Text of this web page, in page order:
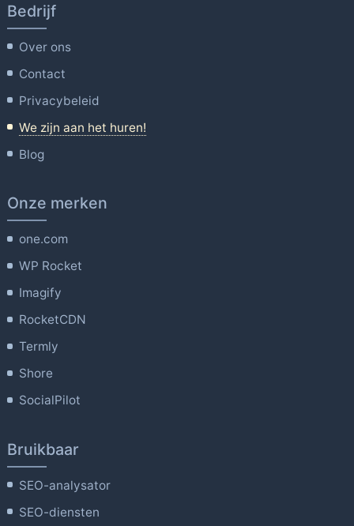
Bedrijf
Over ons
Contact
Privacybeleid
We zijn aan het huren!
Blog
Onze merken
one.com
WP Rocket
Imagify
RocketCDN
Termly
Shore
SocialPilot
Bruikbaar
SEO-analysator
SEO-diensten